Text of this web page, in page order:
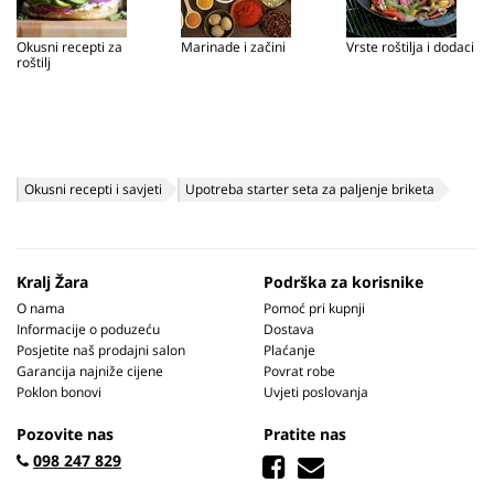
Okusni recepti za
roštilj
Marinade i začini Vrste roštilja i dodaci
Okusni recepti i savjeti Upotreba starter seta za paljenje briketa
Kralj Žara
O nama
Informacije o poduzeću
Posjetite naš prodajni salon
Garancija najniže cijene
Poklon bonovi
Podrška za korisnike
Pomoć pri kupnji
Dostava
Plaćanje
Povrat robe
Uvjeti poslovanja
Pozovite nas
098 247 829
Pratite nas